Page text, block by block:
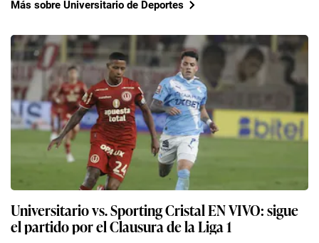
Más sobre Universitario de Deportes
Universitario vs. Sporting Cristal EN VIVO: sigue
el partido por el Clausura de la Liga 1